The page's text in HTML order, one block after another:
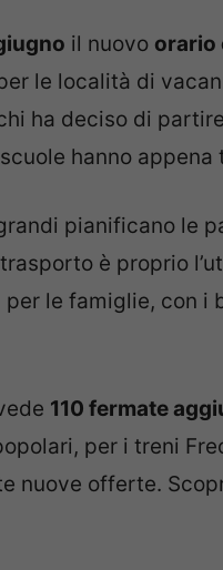
il nuovo orario
le località di
ha deciso di
hanno appena
pianificano le
è proprio
le famiglie, con i
110 fermate
per i treni
nuove offerte.